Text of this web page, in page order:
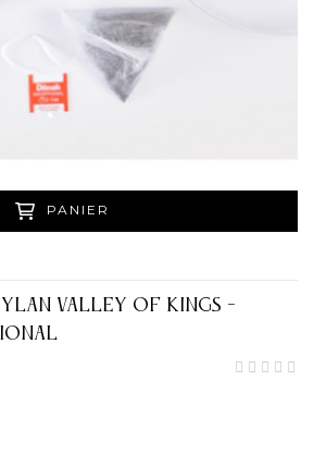
PANIER
VALLEY OF KINGS -